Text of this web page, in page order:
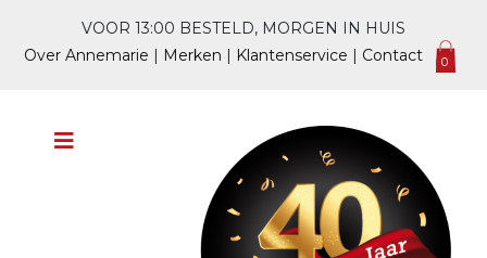
VOOR 13:00 BESTELD, MORGEN IN HUIS
Over Annemarie | Merken | Klantenservice | Contact 0